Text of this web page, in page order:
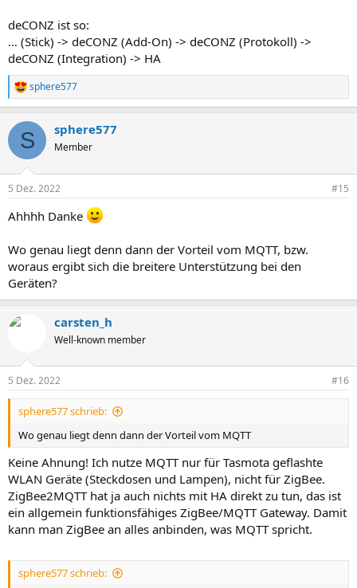
deCONZ ist so:
… (Stick) -> deCONZ (Add-On) -> deCONZ (Protokoll) ->
deCONZ (Integration) -> HA
R
e
k
i
e
:
sphere577
S sphere577
Member
5 Dez. 2022 #15
Ahhhh Danke
Wo genau liegt denn dann der Vorteil vom MQTT, bzw.
woraus ergibt sich die breitere Unterstützung bei den
Geräten?
carsten_h
Well-known member
5 Dez. 2022 #16
sphere577 schrieb:
Wo genau liegt denn dann der Vorteil vom MQTT
Keine Ahnung! Ich nutze MQTT nur für Tasmota geflashte
WLAN Geräte (Steckdosen und Lampen), nicht für ZigBee.
ZigBee2MQTT hat ja auch nichts mit HA direkt zu tun, das ist
ein allgemein funktionsfähiges ZigBee/MQTT Gateway. Damit
kann man ZigBee an alles anbinden, was MQTT spricht.
sphere577 schrieb: